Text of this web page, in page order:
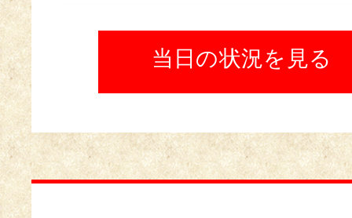
当日の状況を見る